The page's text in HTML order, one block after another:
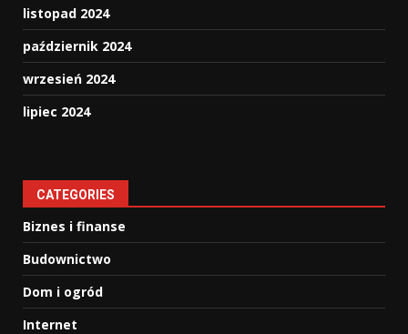
listopad 2024
październik 2024
wrzesień 2024
lipiec 2024
CATEGORIES
Biznes i finanse
Budownictwo
Dom i ogród
Internet